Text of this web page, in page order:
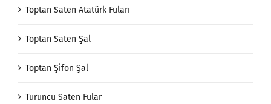
Toptan Saten Atatürk Fuları
Toptan Saten Şal
Toptan Şifon Şal
Turuncu Saten Fular